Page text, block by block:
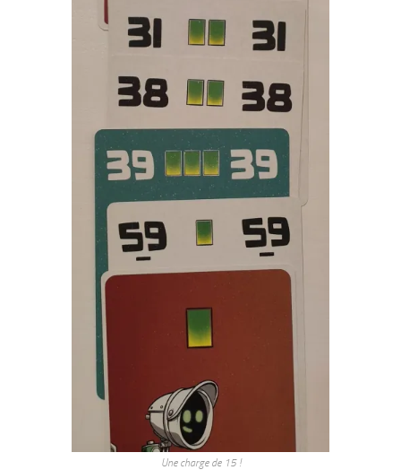
Une charge de 15 !